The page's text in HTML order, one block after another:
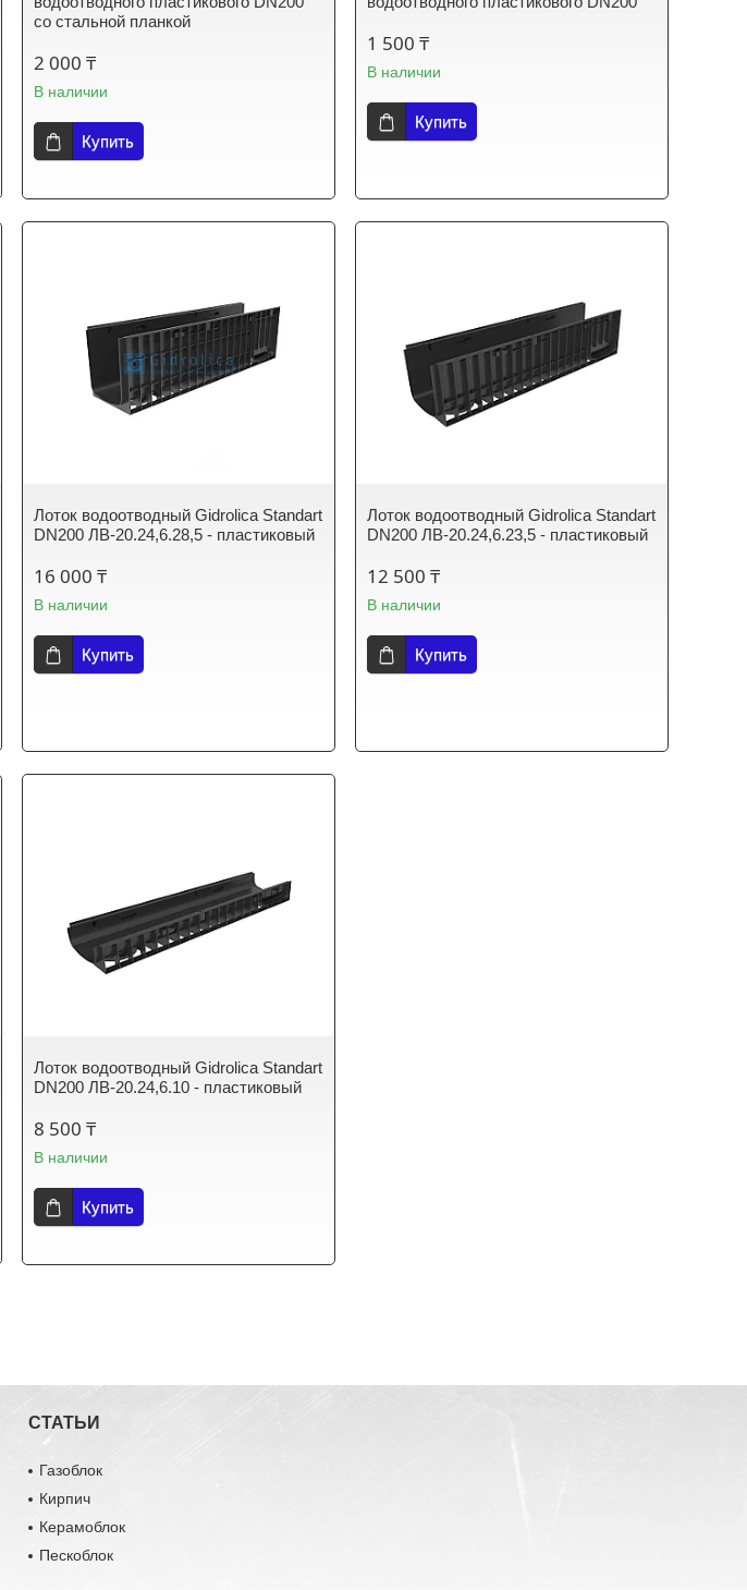
со стальной планкой
2 000 ₸
В наличии
Купить
1 500 ₸
В наличии
Купить
Лоток водоотводный Gidrolica Standart
DN200 ЛВ-20.24,6.28,5 - пластиковый
16 000 ₸
В наличии
Купить
Лоток водоотводный Gidrolica Standart
DN200 ЛВ-20.24,6.23,5 - пластиковый
12 500 ₸
В наличии
Купить
Лоток водоотводный Gidrolica Standart
DN200 ЛВ-20.24,6.10 - пластиковый
8 500 ₸
В наличии
Купить
СТАТЬИ
Газоблок
Кирпич
Керамоблок
Пескоблок